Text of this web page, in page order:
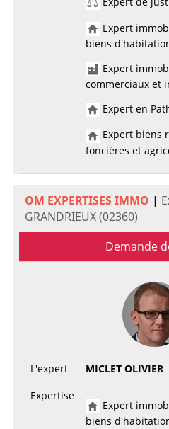
Expert
biens
Expert
commerciaux et
Expert en
Expert biens
foncières et
OM EXPERTISES IMMO |
GRANDRIEUX (02360)
Demande
L'expert
MICLET OLIVIER
Expertise
Expert
biens